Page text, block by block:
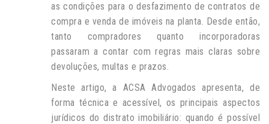
as condições para o desfazimento de contratos de
compra e venda de imóveis na planta. Desde então,
tanto compradores quanto incorporadoras
passaram a contar com regras mais claras sobre
devoluções, multas e prazos.
Neste artigo, a ACSA Advogados apresenta, de
forma técnica e acessível, os principais aspectos
jurídicos do distrato imobiliário: quando é possível